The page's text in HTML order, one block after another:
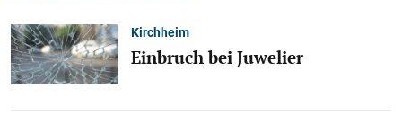
Kirchheim
Einbruch bei Juwelier